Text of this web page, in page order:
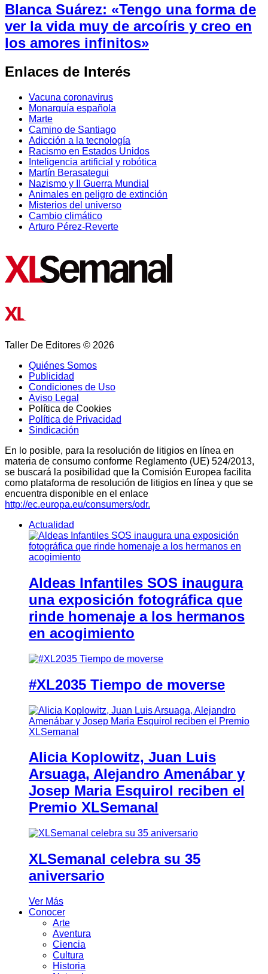
Blanca Suárez: «Tengo una forma de
ver la vida muy de arcoíris y creo en
los amores infinitos»
Enlaces de Interés
Vacuna coronavirus
Monarquía española
Marte
Camino de Santiago
Adicción a la tecnología
Racismo en Estados Unidos
Inteligencia artificial y robótica
Martín Berasategui
Nazismo y II Guerra Mundial
Animales en peligro de extinción
Misterios del universo
Cambio climático
Arturo Pérez-Reverte
Taller De Editores © 2026
Quiénes Somos
Publicidad
Condiciones de Uso
Aviso Legal
Política de Cookies
Política de Privacidad
Sindicación
En lo posible, para la resolución de litigios en línea en
materia de consumo conforme Reglamento (UE) 524/2013,
se buscará la posibilidad que la Comisión Europea facilita
como plataforma de resolución de litigios en línea y que se
encuentra disponible en el enlace
http://ec.europa.eu/consumers/odr.
Actualidad
Aldeas Infantiles SOS inaugura
una exposición fotográfica que
rinde homenaje a los hermanos
en acogimiento
#XL2035 Tiempo de moverse
Alicia Koplowitz, Juan Luis
Arsuaga, Alejandro Amenábar y
Josep Maria Esquirol reciben el
Premio XLSemanal
XLSemanal celebra su 35
aniversario
Ver Más
Conocer
Arte
Aventura
Ciencia
Cultura
Historia